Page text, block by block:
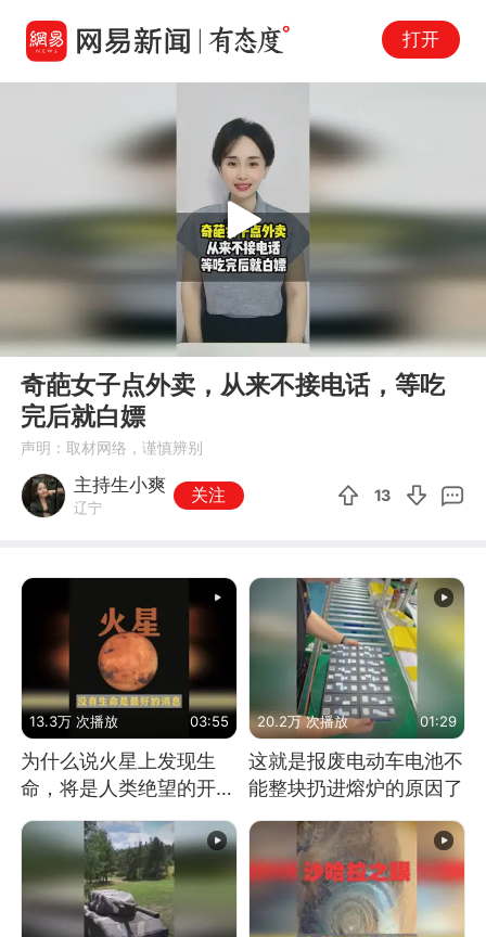
打开
00:00 01:41
Play
奇葩女子点外卖，从来不接电话，等吃
完后就白嫖
声明：取材网络，谨慎辨别
主持生小爽
辽宁
关注 13
13.3万 次播放 03:55
为什么说火星上发现生
命，将是人类绝望的开
20.2万 次播放 01:29
这就是报废电动车电池不
能整块扔进熔炉的原因了